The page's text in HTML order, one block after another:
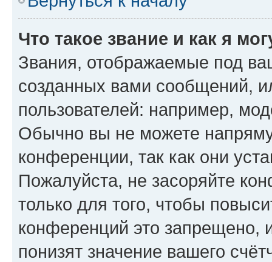
Что такое звание и как я
Звания, отображаемые под
созданных вами сообщений,
пользователей: например,
Обычно вы не можете
конференции, так как они
Пожалуйста, не засоряйте
только для того, чтобы
конференций это запрещено,
понизят значение вашего